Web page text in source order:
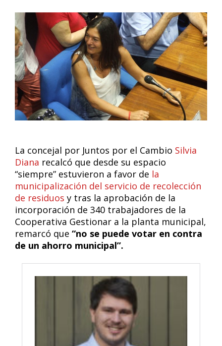
La concejal por Juntos por el Cambio Silvia
Diana recalcó que desde su espacio
“siempre” estuvieron a favor de la
municipalización del servicio de recolección
de residuos y tras la aprobación de la
incorporación de 340 trabajadores de la
Cooperativa Gestionar a la planta municipal,
remarcó que “no se puede votar en contra
de un ahorro municipal”.